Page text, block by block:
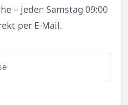
– jeden Samstag 09:00
per E-Mail.